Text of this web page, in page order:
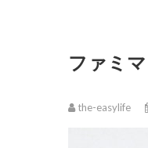
ファミ
the-easylife